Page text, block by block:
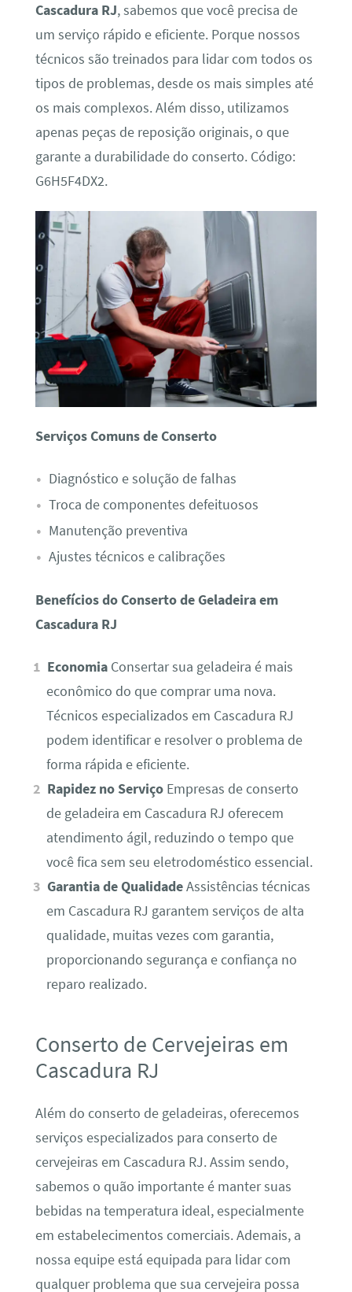
Cascadura RJ, sabemos que você precisa de
um serviço rápido e eficiente. Porque nossos
técnicos são treinados para lidar com todos os
tipos de problemas, desde os mais simples até
os mais complexos. Além disso, utilizamos
apenas peças de reposição originais, o que
garante a durabilidade do conserto. Código:
G6H5F4DX2.
Serviços Comuns de Conserto
Diagnóstico e solução de falhas
Troca de componentes defeituosos
Manutenção preventiva
Ajustes técnicos e calibrações
Benefícios do Conserto de Geladeira em
Cascadura RJ
Economia Consertar sua geladeira é mais
econômico do que comprar uma nova.
Técnicos especializados em Cascadura RJ
podem identificar e resolver o problema de
forma rápida e eficiente.
Rapidez no Serviço Empresas de conserto
de geladeira em Cascadura RJ oferecem
atendimento ágil, reduzindo o tempo que
você fica sem seu eletrodoméstico essencial.
Garantia de QualidadeAssistências técnicas
em Cascadura RJ garantem serviços de alta
qualidade, muitas vezes com garantia,
proporcionando segurança e confiança no
reparo realizado.
Conserto de Cervejeiras em
Cascadura RJ
Além do conserto de geladeiras, oferecemos
serviços especializados para conserto de
cervejeiras em Cascadura RJ. Assim sendo,
sabemos o quão importante é manter suas
bebidas na temperatura ideal, especialmente
em estabelecimentos comerciais. Ademais, a
nossa equipe está equipada para lidar com
qualquer problema que sua cervejeira possa